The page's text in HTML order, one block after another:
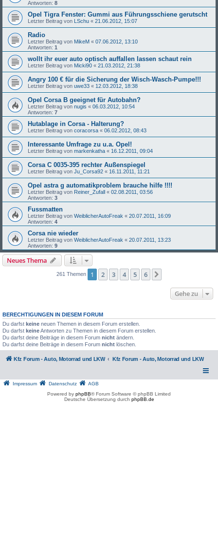
Antworten: 8
Opel Tigra Fenster: Gummi aus Führungsschiene gerutscht
Letzter Beitrag von LSchu « 21.06.2012, 15:07
Radio
Letzter Beitrag von MikeM « 07.06.2012, 13:10
Antworten: 1
wollt ihr euer auto optisch auffallen lassen schaut rein
Letzter Beitrag von Micki90 « 21.03.2012, 21:38
Angry 100 € für die Sicherung der Wisch-Wasch-Pumpe!!!
Letzter Beitrag von uwe33 « 12.03.2012, 18:38
Opel Corsa B geeignet für Autobahn?
Letzter Beitrag von nugis « 06.03.2012, 10:54
Antworten: 7
Hutablage in Corsa - Halterung?
Letzter Beitrag von coracorsa « 06.02.2012, 08:43
Interessante Umfrage zu u.a. Opel!
Letzter Beitrag von markenkatha « 16.12.2011, 09:04
Corsa C 0035-395 rechter Außenspiegel
Letzter Beitrag von Ju_Corsa92 « 16.11.2011, 11:21
Opel astra g automatikproblem brauche hilfe !!!!
Letzter Beitrag von Reiner_Zufall « 02.08.2011, 03:56
Antworten: 3
Fussmatten
Letzter Beitrag von WeiblicherAutoFreak « 20.07.2011, 16:09
Antworten: 4
Corsa nie wieder
Letzter Beitrag von WeiblicherAutoFreak « 20.07.2011, 13:23
Antworten: 9
Neues Thema
261 Themen 1 2 3 4 5 6
Gehe zu
BERECHTIGUNGEN IN DIESEM FORUM
Du darfst keine neuen Themen in diesem Forum erstellen.
Du darfst keineAntworten zu Themen in diesem Forum erstellen.
Du darfst deine Beiträge in diesem Forum nicht ändern.
Du darfst deine Beiträge in diesem Forum nicht löschen.
Kfz Forum - Auto, Motorrad und LKW Kfz Forum - Auto, Motorrad und LKW
Impressum Datenschutz
AGB
Powered by phpBB® Forum Software © phpBB Limited
Deutsche Übersetzung durch phpBB.de